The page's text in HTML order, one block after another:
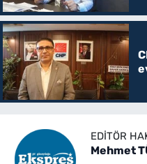
EDITÖR
Mehmet